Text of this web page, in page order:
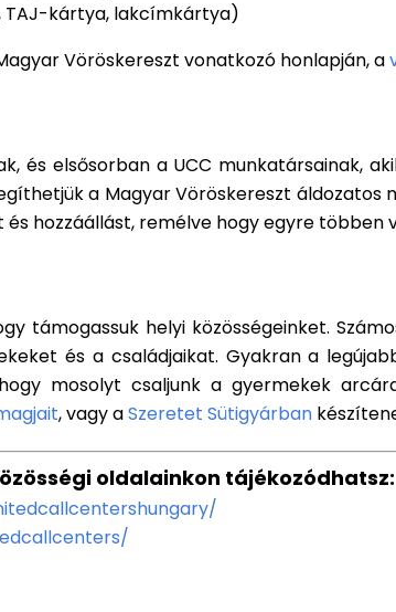
TAJ-kártya, lakcímkártya)
Vöröskereszt vonatkozó honlapján, a
és elsősorban a UCC munkatársainak,
a Magyar Vöröskereszt
hozzáállást, remélve hogy egyre többen
támogassuk helyi közösségeinket.
és a családjaikat. Gyakran a
mosolyt csaljunk a gyermekek
, vagy aSzeretet Sütigyárban
oldalainkon tájékozódhatsz: